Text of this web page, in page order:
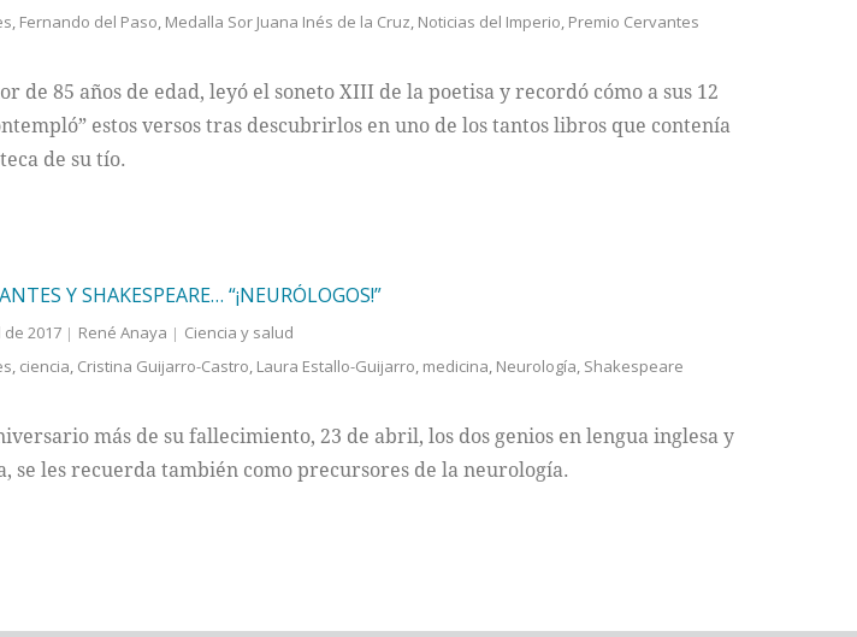
, Fernando del Paso, Medalla Sor Juana Inés de la Cruz, Noticias del Imperio, Premio Cervantes
de 85 años de edad, leyó el soneto XIII de la poetisa y recordó cómo a sus 12
estos versos tras descubrirlos en uno de los tantos libros que contenía
de su tío.
Y SHAKESPEARE… “¡NEURÓLOGOS!”
de 2017 René Anaya
Ciencia y salud
, ciencia, Cristina Guijarro-Castro, Laura Estallo-Guijarro, medicina, Neurología, Shakespeare
más de su fallecimiento, 23 de abril, los dos genios en lengua inglesa y
se les recuerda también como precursores de la neurología.